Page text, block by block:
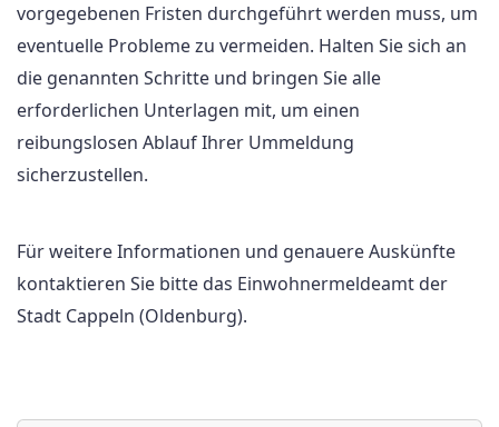
vorgegebenen Fristen durchgeführt werden muss, um
eventuelle Probleme zu vermeiden. Halten Sie sich an
die genannten Schritte und bringen Sie alle
erforderlichen Unterlagen mit, um einen
reibungslosen Ablauf Ihrer Ummeldung
sicherzustellen.
Für weitere Informationen und genauere Auskünfte
kontaktieren Sie bitte das Einwohnermeldeamt der
Stadt Cappeln (Oldenburg).